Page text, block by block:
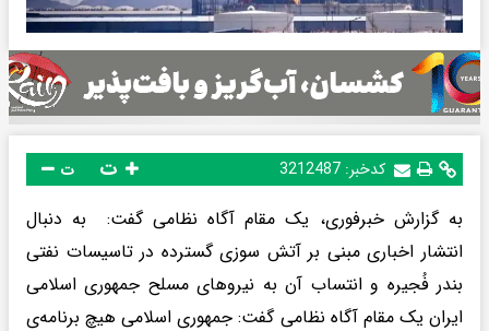
کدخبر: 3212487 ت
به گزارش خبرفوری، یک مقام آگاه نظامی گفت: به دنبال
انتشار اخباری مبنی بر آتش سوزی گسترده در تاسیسات نفتی
بندر فُجیره و انتساب آن به نیروهای مسلح جمهوری اسلامی
ایران یک مقام آگاه نظامی گفت: جمهوری اسلامی هیچ برنامه‌ی